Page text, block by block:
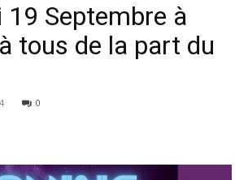
19 Septembre à
tous de la part du
0